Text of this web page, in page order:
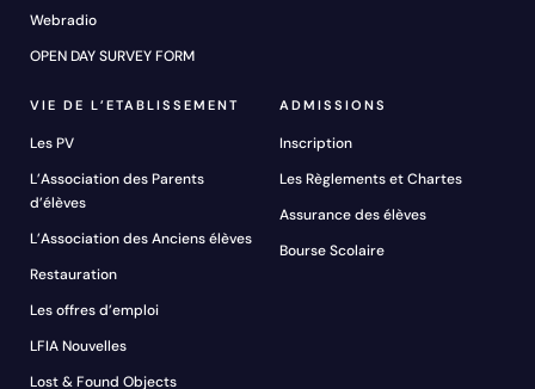
Webradio
OPEN DAY SURVEY FORM
ADMISSIONS
Inscription
Les Règlements et Chartes
Assurance des élèves
Bourse Scolaire
VIE DE L’ETABLISSEMENT
Les PV
L’Association des Parents
d’élèves
L’Association des Anciens élèves
Restauration
Les offres d’emploi
LFIA Nouvelles
Lost & Found Objects